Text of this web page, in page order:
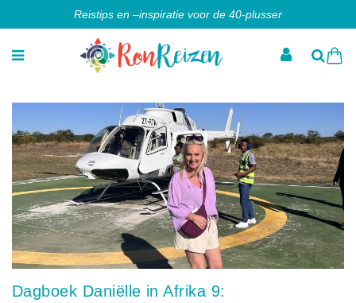
Reistips en –inspiratie voor de 40-plusser
Dagboek Daniëlle in Afrika 9: